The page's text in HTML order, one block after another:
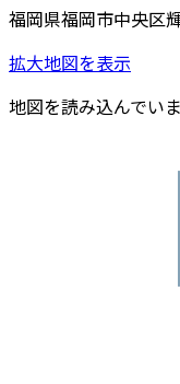
福岡県福岡市中央区
拡大地図を表示
地図を読み込んでい